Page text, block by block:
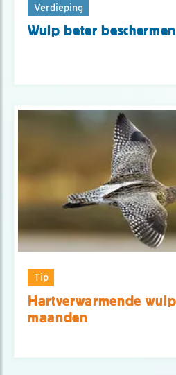
Verdieping
Wulp beter beschermen
Tip
Hartverwarmende
maanden